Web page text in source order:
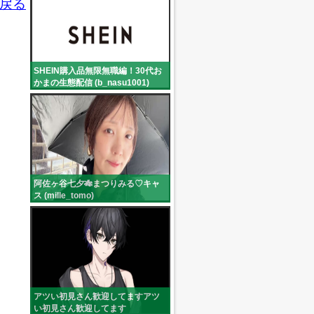
る
SHEIN購入品無限無職編！30代お
かまの生態配信 (b_nasu1001)
阿佐ヶ谷七夕🎋まつりみる♡キャ
ス (mille_tomo)
アツい初見さん歓迎してますアツ
い初見さん歓迎してます